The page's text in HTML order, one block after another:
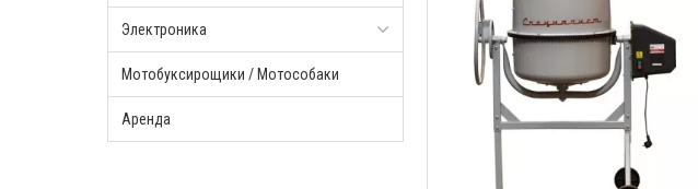
Электроника
Мотобуксирощики / Мотособаки
Аренда